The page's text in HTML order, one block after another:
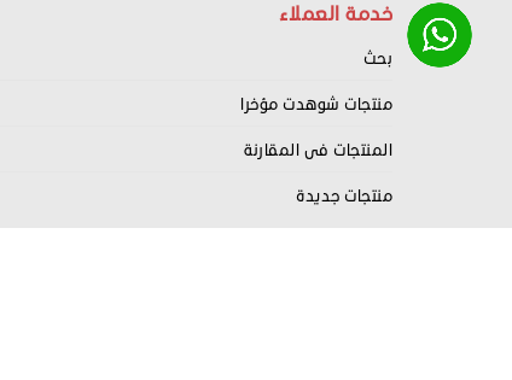
خدمة العملاء
بحث
منتجات شوهدت مؤخرا
المنتجات فى المقارنة
منتجات جديدة